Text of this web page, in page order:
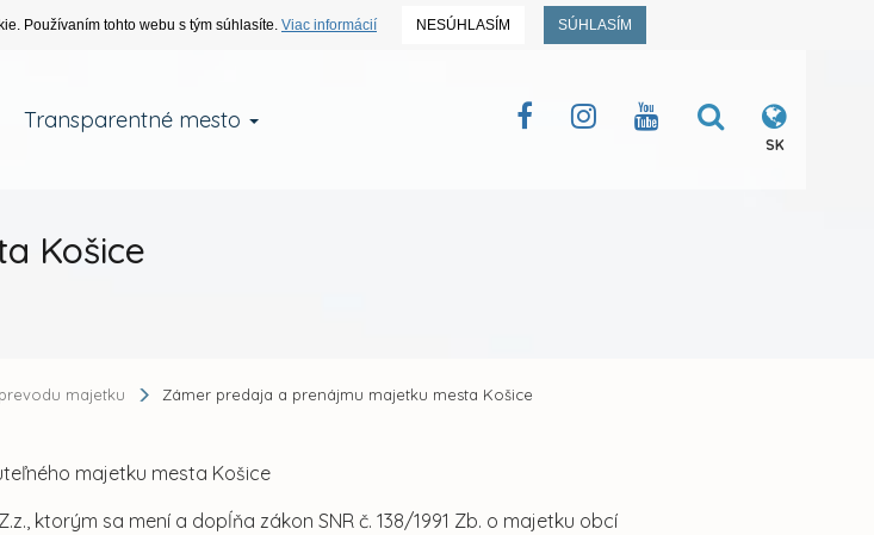
Používaním tohto webu s tým súhlasíte. Viac informácií NESÚHLASÍM SÚHLASÍM
Transparentné mesto
SK
Košice
majetku Zámer predaja a prenájmu majetku mesta Košice
majetku mesta Košice
ktorým sa mení a dopĺňa zákon SNR č. 138/1991 Zb. o majetku obcí